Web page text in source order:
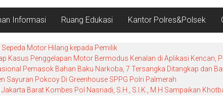
Informasi Ruang Edukasi Kantor Polres&Polsek
Motor Hilang kepada Pemilik
Kasus Penggelapan Motor Bermodus Kenalan di Aplikasi Kencan,
Pemasok Bahan Baku Narkoba, 7 Tersangka Ditangkap dan
Sayuran Pokcoy Di Greenhouse SPPG Polri Palmerah
Barat Kombes Pol Nasriadi, S.H., S.I.K., M.H Sampaikan